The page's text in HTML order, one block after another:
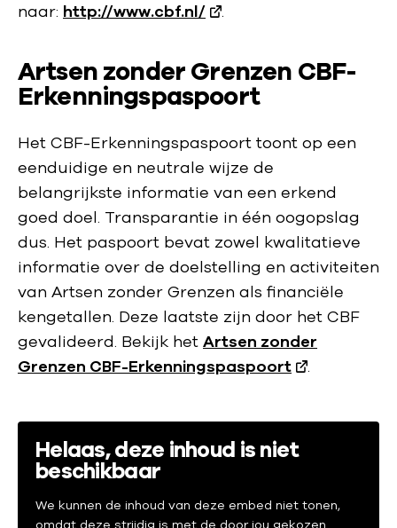
naar: http://www.cbf.nl/ .
Artsen zonder Grenzen CBF-
Erkenningspaspoort
Het CBF-Erkenningspaspoort toont op een
eenduidige en neutrale wijze de
belangrijkste informatie van een erkend
goed doel. Transparantie in één oogopslag
dus. Het paspoort bevat zowel kwalitatieve
informatie over de doelstelling en activiteiten
van Artsen zonder Grenzen als financiële
kengetallen. Deze laatste zijn door het CBF
gevalideerd. Bekijk het Artsen zonder
Grenzen CBF-Erkenningspaspoort
.
Helaas, deze inhoud is niet
beschikbaar
We kunnen de inhoud van deze embed niet tonen,